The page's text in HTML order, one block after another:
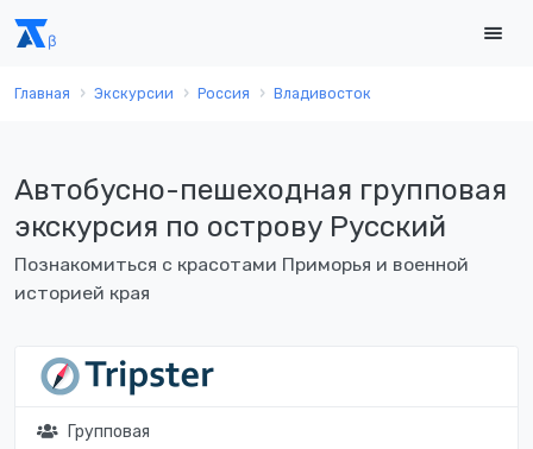
Главная Экскурсии Россия Владивосток
Автобусно-пешеходная групповая
экскурсия по острову Русский
Познакомиться с красотами Приморья и военной
историей края
Групповая